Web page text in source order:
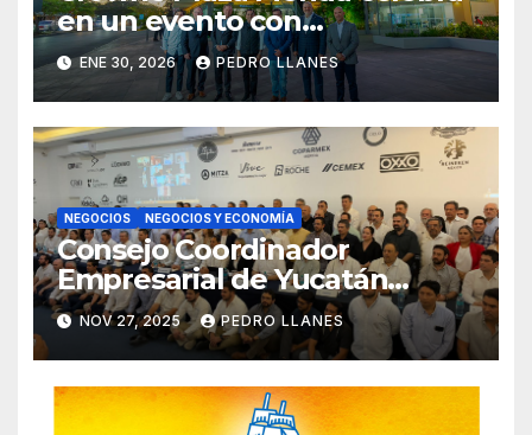
en un evento con
autoridades y socios su
conversión y presenta nueva
oferta de hospitalidad
premium en la ciudad.
ENE 30, 2026 PEDRO LLANES
NEGOCIOS NEGOCIOS Y ECONOMÍA
Consejo Coordinador
Empresarial de Yucatán
rechaza alza al impuesto
sobre la nómina
NOV 27, 2025 PEDRO LLANES